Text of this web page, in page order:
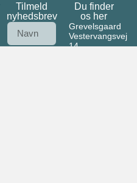
Tilmeld
nyhedsbrev
Du finder
os her
Grevelsgaard
Vestervangsvej
14,